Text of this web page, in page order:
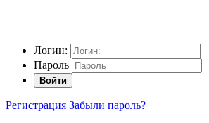
Логин:
Пароль
Войти
Регистрация Забыли пароль?